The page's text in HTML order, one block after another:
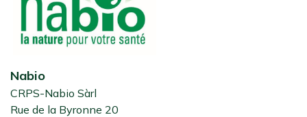
Nabio
CRPS-Nabio Sàrl
Rue de la Byronne 20